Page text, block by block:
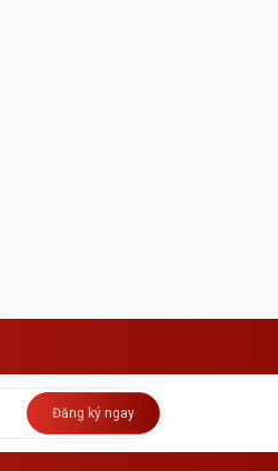
Đăng ký ngay